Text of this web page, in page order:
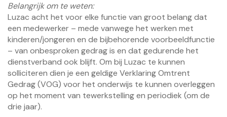
Belangrijk om te weten:
Luzac acht het voor elke functie van groot belang dat
een medewerker – mede vanwege het werken met
kinderen/jongeren en de bijbehorende voorbeeldfunctie
– van onbesproken gedrag is en dat gedurende het
dienstverband ook blijft. Om bij Luzac te kunnen
solliciteren dien je een geldige Verklaring Omtrent
Gedrag (VOG) voor het onderwijs te kunnen overleggen
op het moment van tewerkstelling en periodiek (om de
drie jaar).